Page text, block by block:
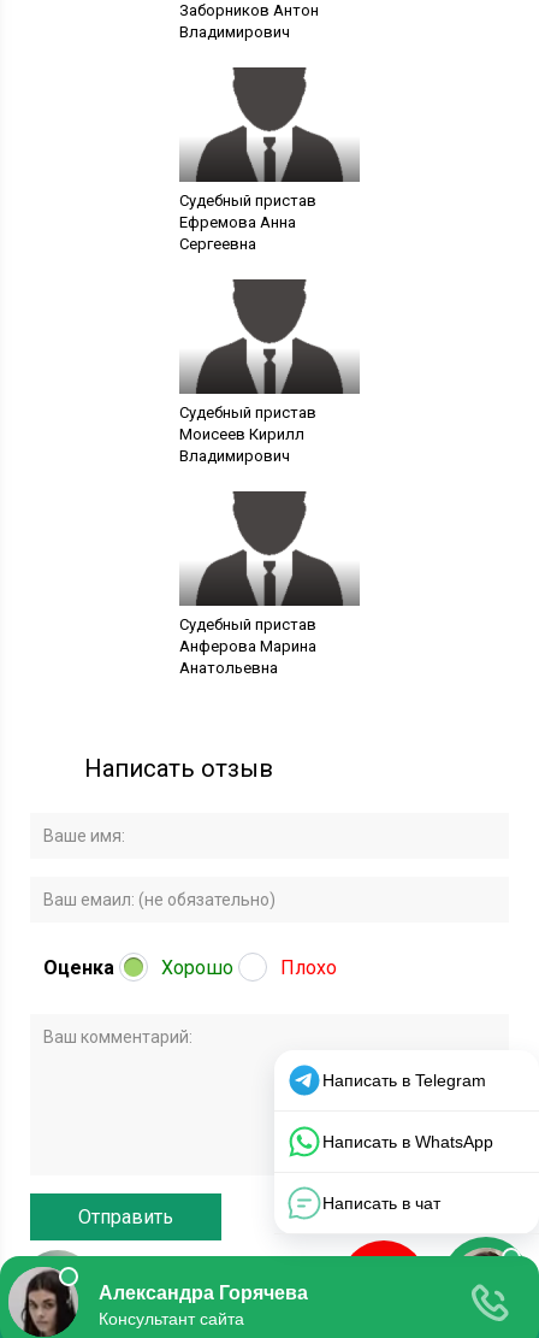
Заборников Антон
Владимирович
Судебный пристав
Ефремова Анна
Сергеевна
Судебный пристав
Моисеев Кирилл
Владимирович
Судебный пристав
Анферова Марина
Анатольевна
Написать отзыв
Оценка Хорошо Плохо
© 2020 Все права защищены.